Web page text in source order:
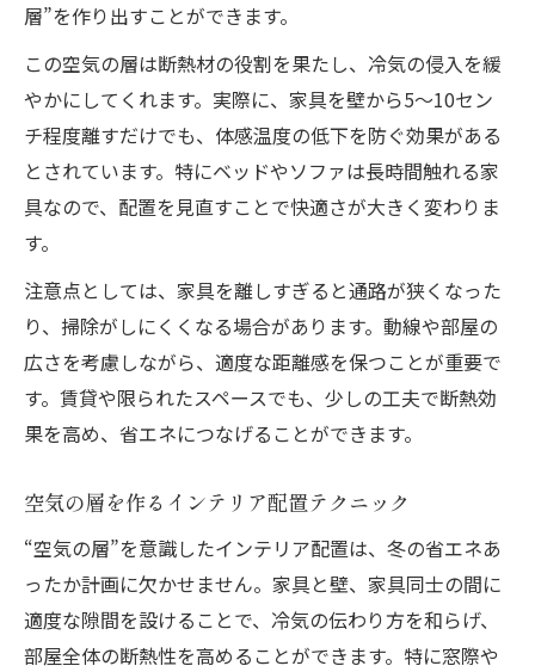
層”を作り出すことができます。
この空気の層は断熱材の役割を果たし、冷気の侵入を緩
やかにしてくれます。実際に、家具を壁から5〜10セン
チ程度離すだけでも、体感温度の低下を防ぐ効果がある
とされています。特にベッドやソファは長時間触れる家
具なので、配置を見直すことで快適さが大きく変わりま
す。
注意点としては、家具を離しすぎると通路が狭くなった
り、掃除がしにくくなる場合があります。動線や部屋の
広さを考慮しながら、適度な距離感を保つことが重要で
す。賃貸や限られたスペースでも、少しの工夫で断熱効
果を高め、省エネにつなげることができます。
空気の層を作るインテリア配置テクニック
“空気の層”を意識したインテリア配置は、冬の省エネあ
ったか計画に欠かせません。家具と壁、家具同士の間に
適度な隙間を設けることで、冷気の伝わり方を和らげ、
部屋全体の断熱性を高めることができます。特に窓際や